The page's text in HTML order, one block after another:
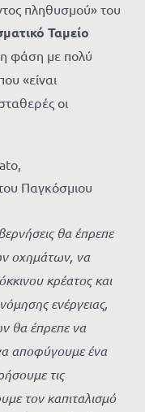
πληθυσμού» του
Ταμείο
φάση με πολύ
«είναι
οι
Παγκόσμιου
θα έπρεπε
οχημάτων, να
κρέατος και
ενέργειας,
θα έπρεπε να
αποφύγουμε ένα
τις
τον καπιταλισμό